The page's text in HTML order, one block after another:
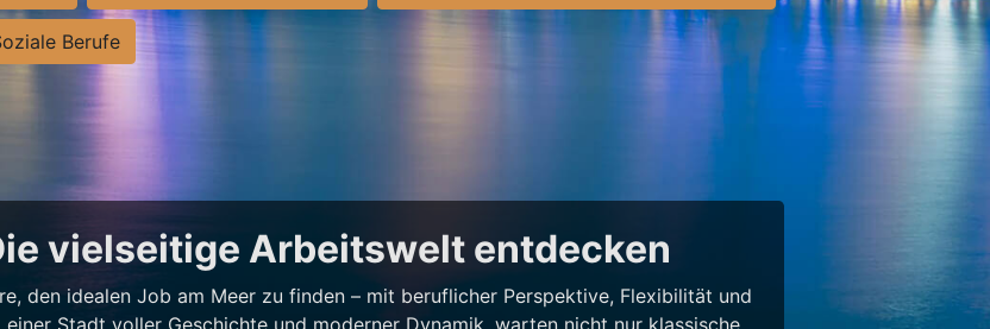
Berufe
vielseitige Arbeitswelt entdecken
den idealen Job am Meer zu finden – mit beruflicher Perspektive, Flexibilität und